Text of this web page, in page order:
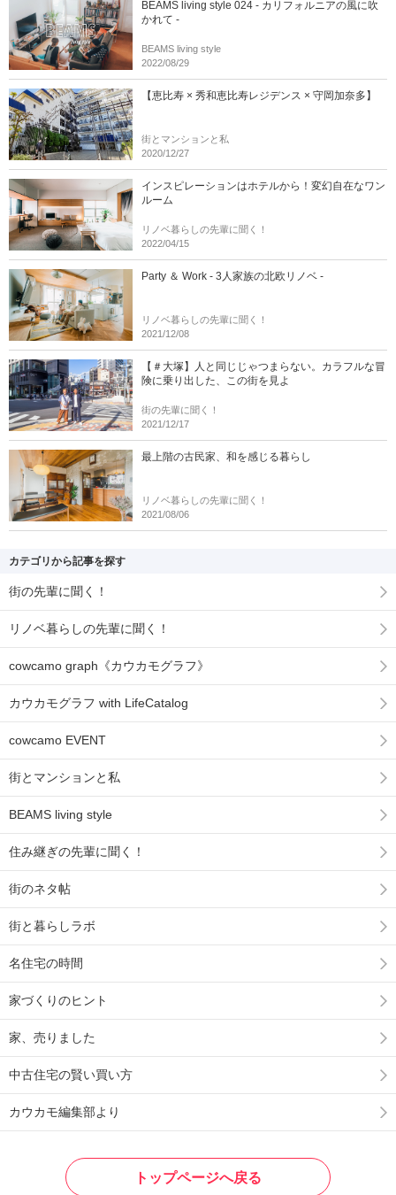
BEAMS living style 024 - カリフォルニアの風に吹
かれて -
BEAMS living style
2022/08/29
【恵比寿 × 秀和恵比寿レジデンス × 守岡加奈多】
街とマンションと私
2020/12/27
インスピレーションはホテルから！変幻自在なワン
ルーム
リノベ暮らしの先輩に聞く！
2022/04/15
Party ＆ Work - 3人家族の北欧リノベ -
リノベ暮らしの先輩に聞く！
2021/12/08
【＃大塚】人と同じじゃつまらない。カラフルな冒
険に乗り出した、この街を見よ
街の先輩に聞く！
2021/12/17
最上階の古民家、和を感じる暮らし
リノベ暮らしの先輩に聞く！
2021/08/06
カテゴリから記事を探す
街の先輩に聞く！
リノベ暮らしの先輩に聞く！
cowcamo graph《カウカモグラフ》
カウカモグラフ with LifeCatalog
cowcamo EVENT
街とマンションと私
BEAMS living style
住み継ぎの先輩に聞く！
街のネタ帖
街と暮らしラボ
名住宅の時間
家づくりのヒント
家、売りました
中古住宅の賢い買い方
カウカモ編集部より
トップページへ戻る